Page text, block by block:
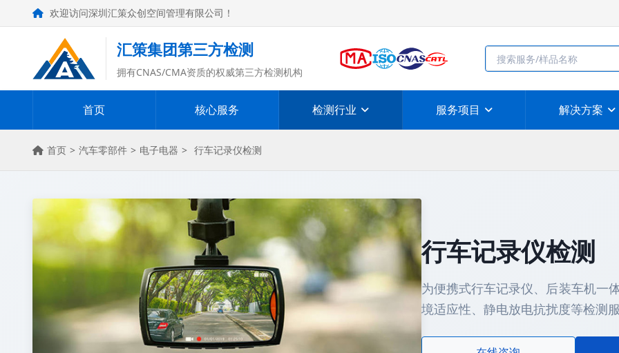
欢迎访问深圳汇策众创空间管理有限公司！
汇策集团第三方检测
拥有CNAS/CMA资质的权威第三方检测机构
首页 核心服务 检测行业 服务项目 解决方案
首页 > 汽车零部件 > 电子电器 > 行车记录仪检测
行车记录仪检测
为便携式行车记录仪、后装车机一
境适应性、静电放电抗扰度等检测服